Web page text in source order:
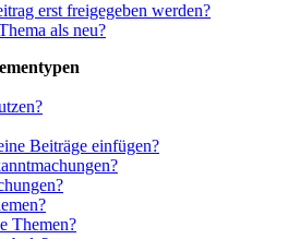
erst freigegeben werden?
als neu?
Beiträge einfügen?
Themen?